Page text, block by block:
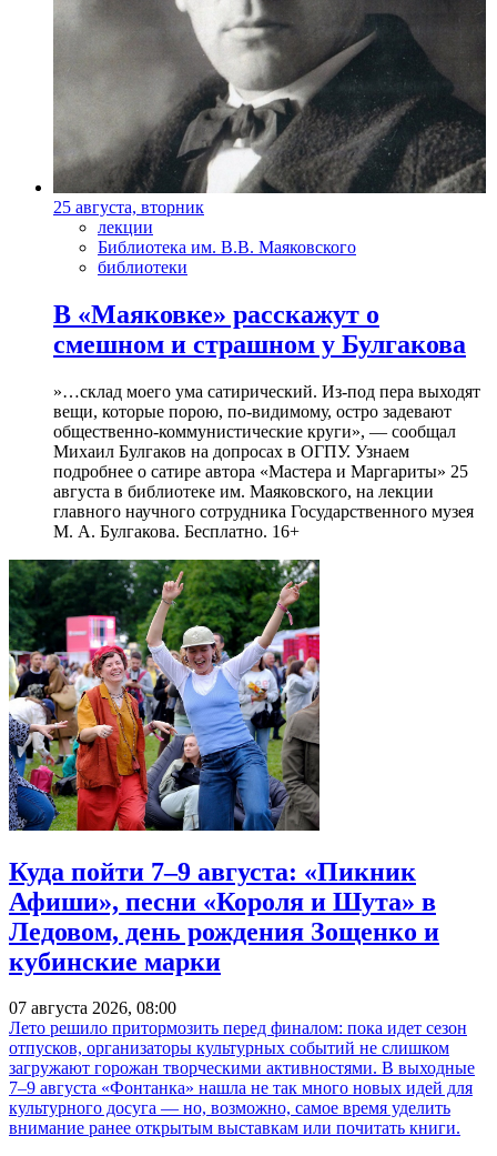
25 августа, вторник
лекции
Библиотека им. В.В. Маяковского
библиотеки
В «Маяковке» расскажут о
смешном и страшном у Булгакова
»…склад моего ума сатирический. Из-под пера выходят
вещи, которые порою, по-видимому, остро задевают
общественно-коммунистические круги», — сообщал
Михаил Булгаков на допросах в ОГПУ. Узнаем
подробнее о сатире автора «Мастера и Маргариты» 25
августа в библиотеке им. Маяковского, на лекции
главного научного сотрудника Государственного музея
М. А. Булгакова. Бесплатно. 16+
Куда пойти 7–9 августа: «Пикник
Афиши», песни «Короля и Шута» в
Ледовом, день рождения Зощенко и
кубинские марки
07 августа 2026, 08:00
Лето решило притормозить перед финалом: пока идет сезон
отпусков, организаторы культурных событий не слишком
загружают горожан творческими активностями. В выходные
7–9 августа «Фонтанка» нашла не так много новых идей для
культурного досуга — но, возможно, самое время уделить
внимание ранее открытым выставкам или почитать книги.